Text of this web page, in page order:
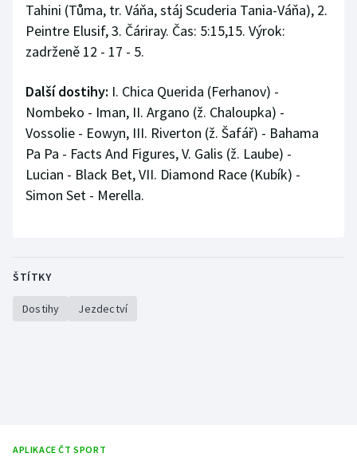
Sportovní střelba
Stolní tenis
Triatlon
Veslování
Vodní slalom
Tahini (Tůma, tr. Váňa, stáj Scuderia Tania-Váňa), 2.
Peintre Elusif, 3. Čáriray. Čas: 5:15,15. Výrok:
zadrženě 12 - 17 - 5.
Další dostihy: I. Chica Querida (Ferhanov) -
Nombeko - Iman, II. Argano (ž. Chaloupka) -
Vossolie - Eowyn, III. Riverton (ž. Šafář) - Bahama
Pa Pa - Facts And Figures, V. Galis (ž. Laube) -
Lucian - Black Bet, VII. Diamond Race (Kubík) -
Simon Set - Merella.
ŠTÍTKY
Dostihy Jezdectví
APLIKACE ČT SPORT